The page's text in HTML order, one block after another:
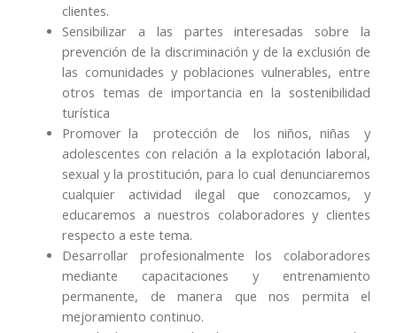
clientes.
Sensibilizar a las partes interesadas sobre la
prevención de la discriminación y de la exclusión de
las comunidades y poblaciones vulnerables, entre
otros temas de importancia en la sostenibilidad
turística
Promover la protección de los niños, niñas y
adolescentes con relación a la explotación laboral,
sexual y la prostitución, para lo cual denunciaremos
cualquier actividad ilegal que conozcamos, y
educaremos a nuestros colaboradores y clientes
respecto a este tema.
Desarrollar profesionalmente los colaboradores
mediante capacitaciones y entrenamiento
permanente, de manera que nos permita el
mejoramiento continuo.